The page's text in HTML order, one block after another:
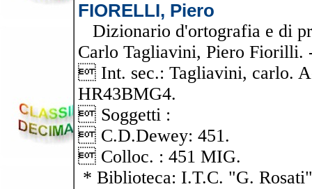
FIORELLI, Piero
Dizionario d'ortografia e di
Carlo Tagliavini, Piero Fiorilli.
 Int. sec.: Tagliavini, carlo.
HR43BMG4.
 Soggetti :
 C.D.Dewey: 451.
 Colloc. : 451 MIG.
* Biblioteca: I.T.C. "G. Rosati"